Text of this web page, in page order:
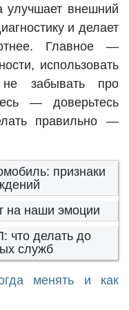
улучшает внешний
и делает
Главное —
использовать
забывать про
— доверьтесь
правильно —
признаки
на наши эмоции
что делать до
служб
менять и как